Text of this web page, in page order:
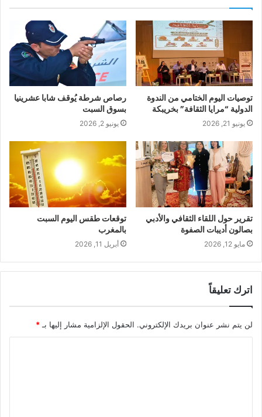
توصيات اليوم الختامي من الندوة
الدولية “مرايا الثقافة” بخريبكة
يونيو 21, 2026
رصاص شرطة يُوقف شابا عشرينيا
بسوق السبت
يونيو 2, 2026
تقرير حول اللقاء الثقافي والأدبي
بصالون أديبات الصفوة
مايو 12, 2026
توقعات طقس اليوم السبت
بالمغرب
أبريل 11, 2026
اترك تعليقاً
لن يتم نشر عنوان بريدك الإلكتروني. الحقول الإلزامية مشار إليها بـ *